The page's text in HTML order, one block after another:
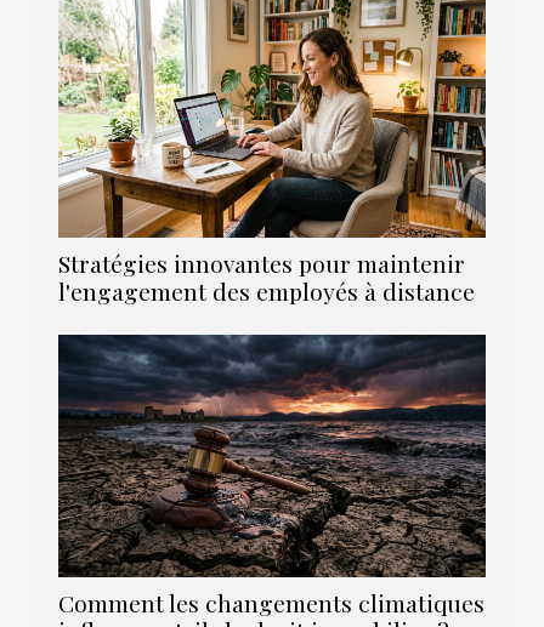
Stratégies innovantes pour maintenir
l'engagement des employés à distance
Comment les changements climatiques